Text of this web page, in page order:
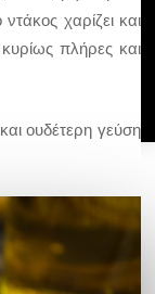
χαρίζει και
πλήρες και
ουδέτερη γεύση
2025